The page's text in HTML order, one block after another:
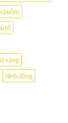
buồm
tổ
vàng
đỉnh đồng